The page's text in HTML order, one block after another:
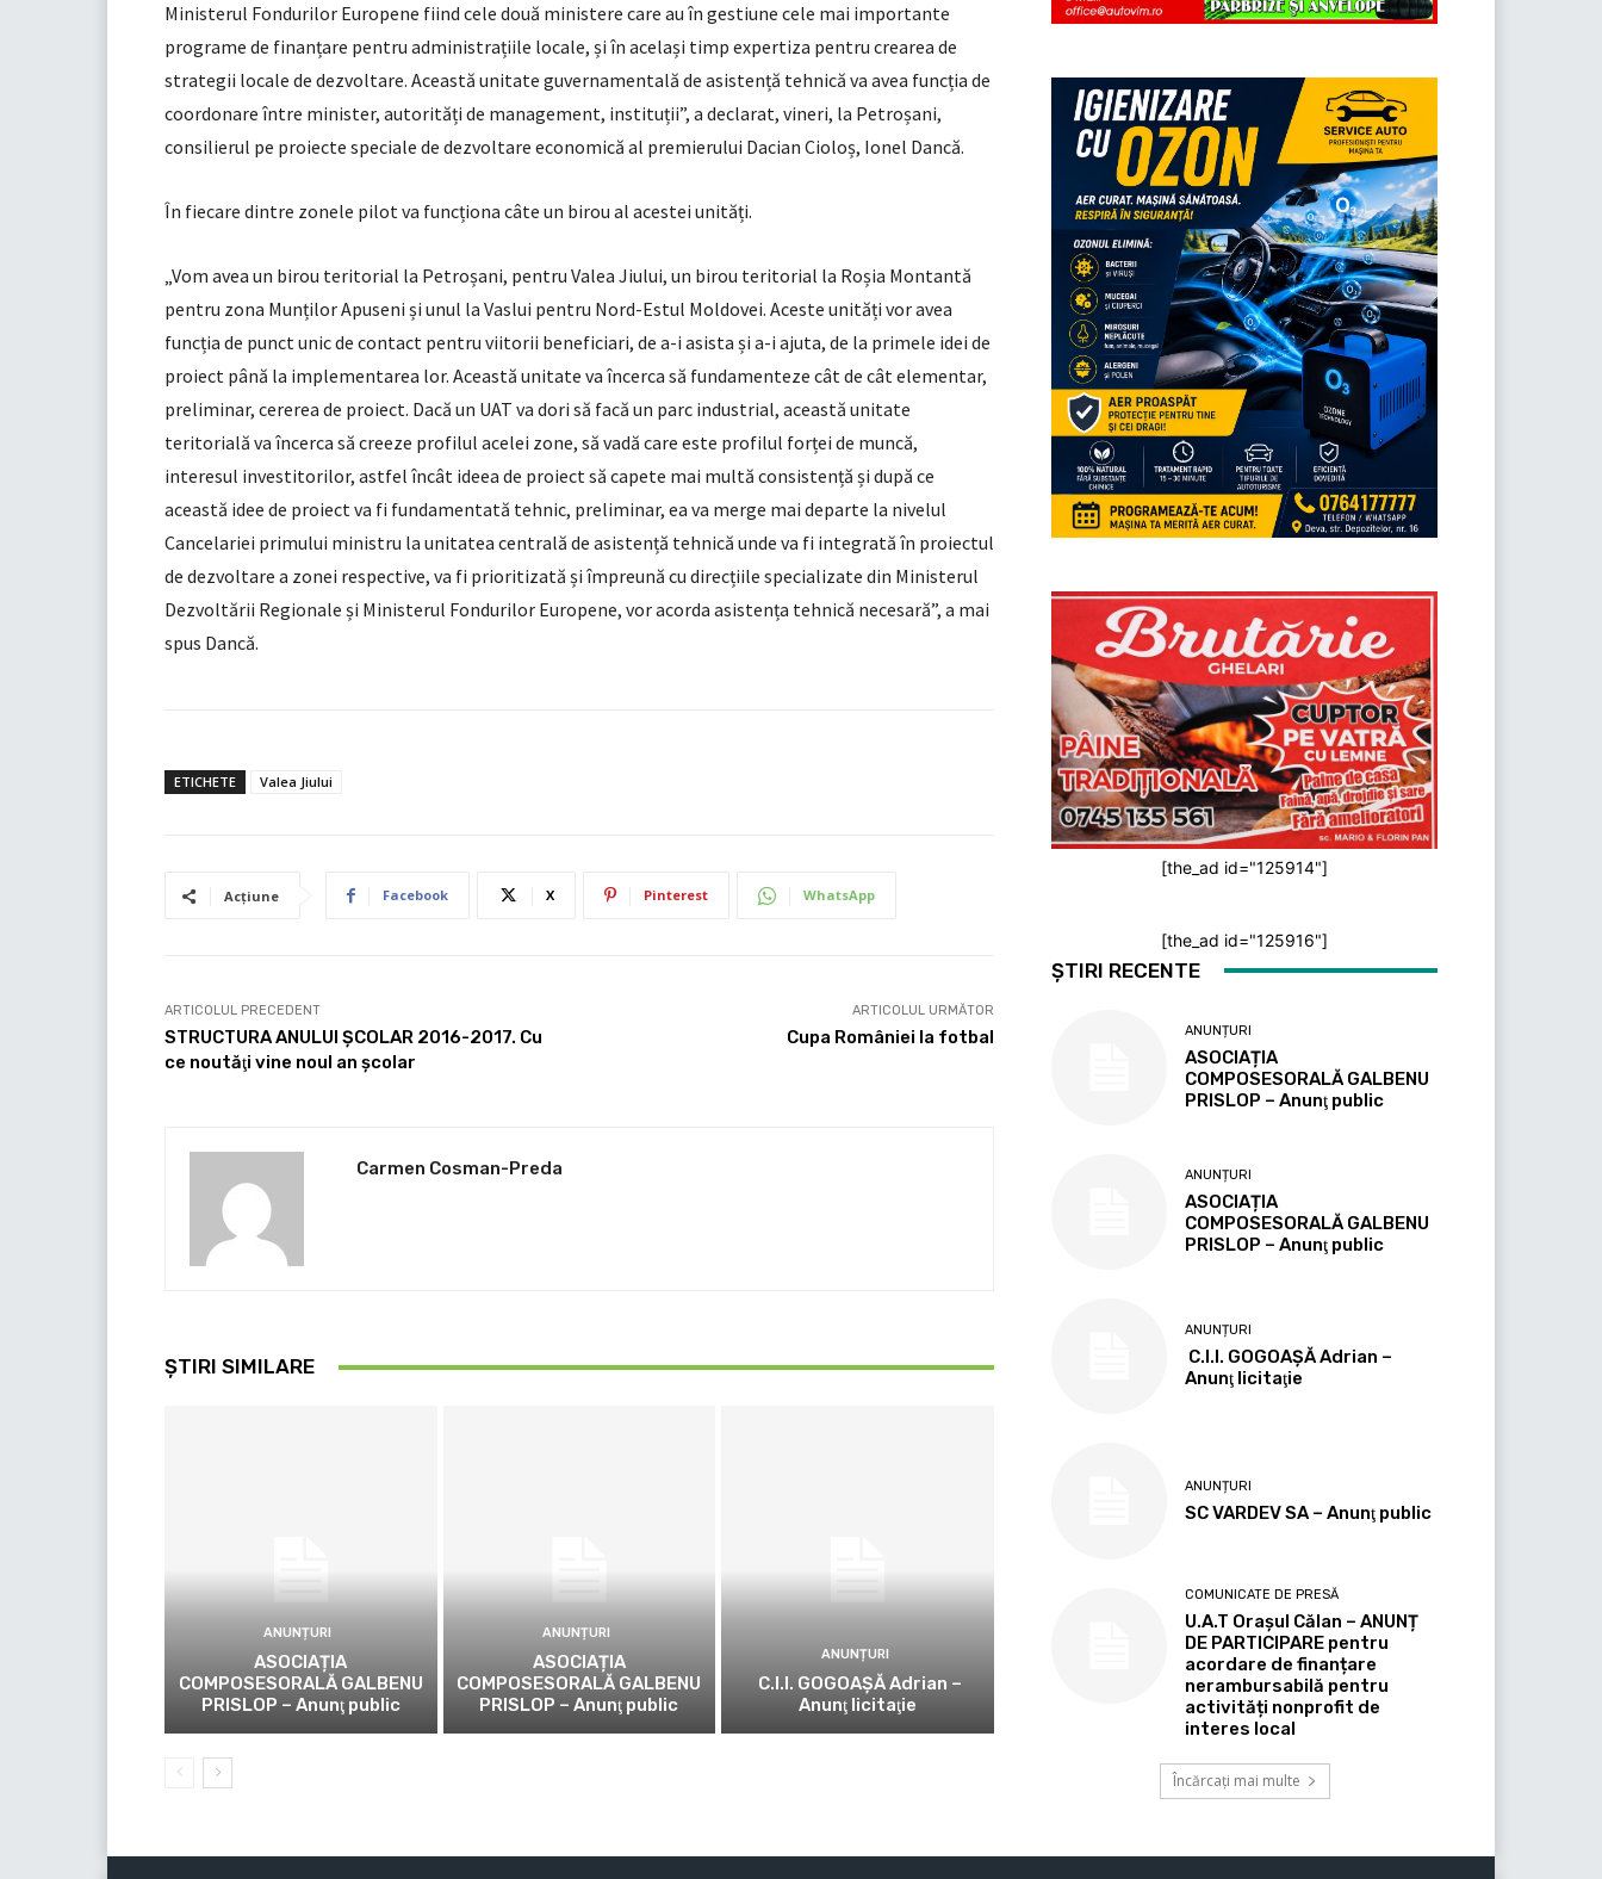
Ministerul Fondurilor Europene fiind cele două ministere care au în gestiune cele mai importante
programe de finanțare pentru administrațiile locale, și în același timp expertiza pentru crearea de
strategii locale de dezvoltare. Această unitate guvernamentală de asistență tehnică va avea funcția de
coordonare între minister, autorități de management, instituții”, a declarat, vineri, la Petroșani,
consilierul pe proiecte speciale de dezvoltare economică al premierului Dacian Cioloș, Ionel Dancă.
În fiecare dintre zonele pilot va funcționa câte un birou al acestei unități.
„Vom avea un birou teritorial la Petroșani, pentru Valea Jiului, un birou teritorial la Roșia Montantă
pentru zona Munților Apuseni și unul la Vaslui pentru Nord-Estul Moldovei. Aceste unități vor avea
funcția de punct unic de contact pentru viitorii beneficiari, de a-i asista și a-i ajuta, de la primele idei de
proiect până la implementarea lor. Această unitate va încerca să fundamenteze cât de cât elementar,
preliminar, cererea de proiect. Dacă un UAT va dori să facă un parc industrial, această unitate
teritorială va încerca să creeze profilul acelei zone, să vadă care este profilul forței de muncă,
interesul investitorilor, astfel încât ideea de proiect să capete mai multă consistență și după ce
această idee de proiect va fi fundamentată tehnic, preliminar, ea va merge mai departe la nivelul
Cancelariei primului ministru la unitatea centrală de asistență tehnică unde va fi integrată în proiectul
de dezvoltare a zonei respective, va fi prioritizată și împreună cu direcțiile specializate din Ministerul
Dezvoltării Regionale și Ministerul Fondurilor Europene, vor acorda asistența tehnică necesară”, a mai
spus Dancă.
ETICHETE Valea Jiului
Acțiune Facebook X Pinterest WhatsApp
ARTICOLUL PRECEDENT
STRUCTURA ANULUI ŞCOLAR 2016-2017. Cu
ce noutăţi vine noul an şcolar
ARTICOLUL URMĂTOR
Cupa României la fotbal
Carmen Cosman-Preda
ȘTIRI SIMILARE
ANUNȚURI
ASOCIAȚIA
COMPOSESORALĂ GALBENU
PRISLOP – Anunţ public
ANUNȚURI
ASOCIAȚIA
COMPOSESORALĂ GALBENU
PRISLOP – Anunţ public
ANUNȚURI
C.I.I. GOGOAŞĂ Adrian –
Anunţ licitaţie
[the_ad id="125914"]
[the_ad id="125916"]
ȘTIRI RECENTE
ANUNȚURI
ASOCIAȚIA
COMPOSESORALĂ GALBENU
PRISLOP – Anunţ public
ANUNȚURI
ASOCIAȚIA
COMPOSESORALĂ GALBENU
PRISLOP – Anunţ public
ANUNȚURI
C.I.I. GOGOAŞĂ Adrian –
Anunţ licitaţie
ANUNȚURI
SC VARDEV SA – Anunţ public
COMUNICATE DE PRESĂ
U.A.T Orașul Călan – ANUNȚ
DE PARTICIPARE pentru
acordare de finanțare
nerambursabilă pentru
activități nonprofit de
interes local
Încărcați mai multe